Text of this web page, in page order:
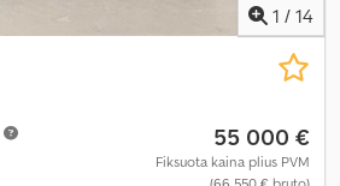
1 / 14
55 000 €
Fiksuota kaina plius PVM